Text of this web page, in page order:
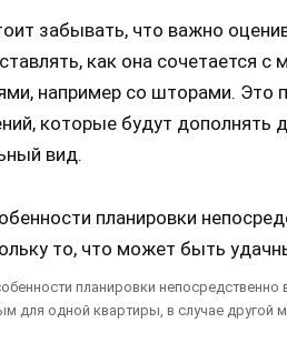
забывать, что важно
как она сочетается
например со шторами. Это
которые будут дополнять
вид.
планировки
для одной квартиры, в случае другой